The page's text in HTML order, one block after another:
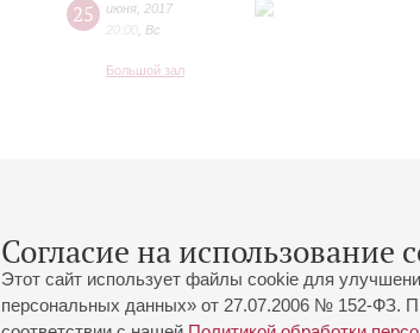
Согласие на использование
Этот сайт использует файлы cookie для
персональных данных» от 27.07.2006 № 152-ФЗ.
25 июня 2017
20:00 Вс
Большой зал